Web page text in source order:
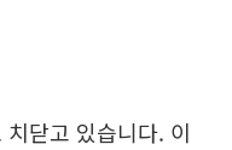
닫고 있습니다. 이